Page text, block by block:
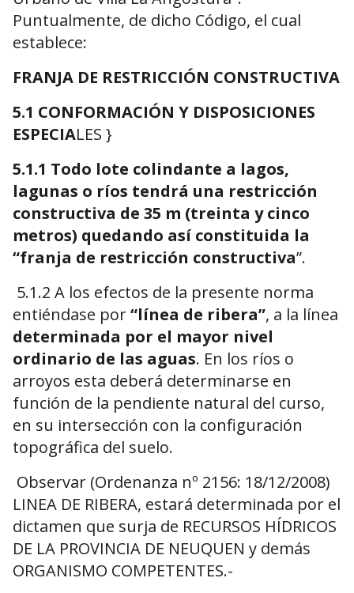
Puntualmente, de dicho Código, el cual
establece:
FRANJA DE RESTRICCIÓN CONSTRUCTIVA
5.1 CONFORMACIÓN Y DISPOSICIONES
ESPECIALES }
5.1.1 Todo lote colindante a lagos,
lagunas o ríos tendrá una restricción
constructiva de 35 m (treinta y cinco
metros) quedando así constituida la
“franja de restricción constructiva”.
5.1.2 A los efectos de la presente norma
entiéndase por“línea de ribera”, a la línea
determinada por el mayor nivel
ordinario de las aguas. En los ríos o
arroyos esta deberá determinarse en
función de la pendiente natural del curso,
en su intersección con la configuración
topográfica del suelo.
Observar (Ordenanza nº 2156: 18/12/2008)
LINEA DE RIBERA, estará determinada por el
dictamen que surja de RECURSOS HÍDRICOS
DE LA PROVINCIA DE NEUQUEN y demás
ORGANISMO COMPETENTES.-